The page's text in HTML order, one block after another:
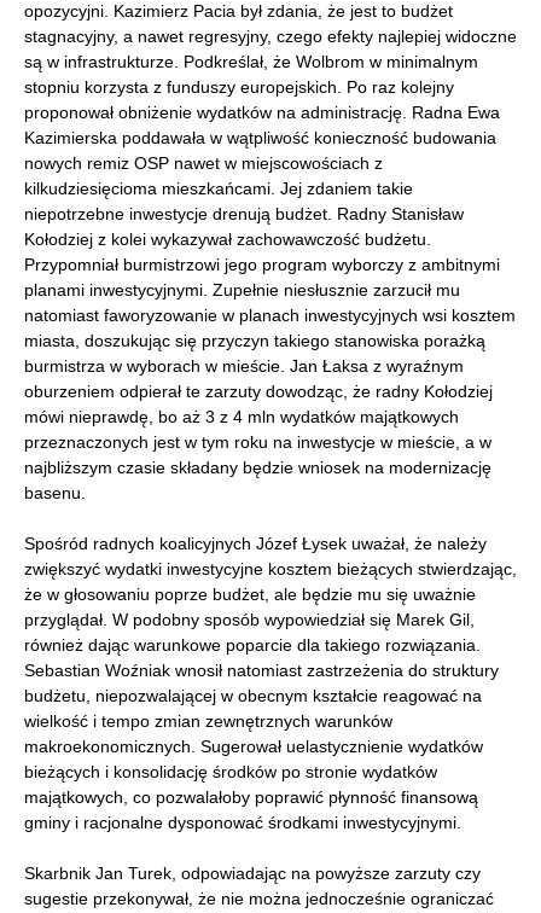
opozycyjni. Kazimierz Pacia był zdania, że jest to budżet
stagnacyjny, a nawet regresyjny, czego efekty najlepiej widoczne
są w infrastrukturze. Podkreślał, że Wolbrom w minimalnym
stopniu korzysta z funduszy europejskich. Po raz kolejny
proponował obniżenie wydatków na administrację. Radna Ewa
Kazimierska poddawała w wątpliwość konieczność budowania
nowych remiz OSP nawet w miejscowościach z
kilkudziesięcioma mieszkańcami. Jej zdaniem takie
niepotrzebne inwestycje drenują budżet. Radny Stanisław
Kołodziej z kolei wykazywał zachowawczość budżetu.
Przypomniał burmistrzowi jego program wyborczy z ambitnymi
planami inwestycyjnymi. Zupełnie niesłusznie zarzucił mu
natomiast faworyzowanie w planach inwestycyjnych wsi kosztem
miasta, doszukując się przyczyn takiego stanowiska porażką
burmistrza w wyborach w mieście. Jan Łaksa z wyraźnym
oburzeniem odpierał te zarzuty dowodząc, że radny Kołodziej
mówi nieprawdę, bo aż 3 z 4 mln wydatków majątkowych
przeznaczonych jest w tym roku na inwestycje w mieście, a w
najbliższym czasie składany będzie wniosek na modernizację
basenu.
Spośród radnych koalicyjnych Józef Łysek uważał, że należy
zwiększyć wydatki inwestycyjne kosztem bieżących stwierdzając,
że w głosowaniu poprze budżet, ale będzie mu się uważnie
przyglądał. W podobny sposób wypowiedział się Marek Gil,
również dając warunkowe poparcie dla takiego rozwiązania.
Sebastian Woźniak wnosił natomiast zastrzeżenia do struktury
budżetu, niepozwalającej w obecnym kształcie reagować na
wielkość i tempo zmian zewnętrznych warunków
makroekonomicznych. Sugerował uelastycznienie wydatków
bieżących i konsolidację środków po stronie wydatków
majątkowych, co pozwalałoby poprawić płynność finansową
gminy i racjonalne dysponować środkami inwestycyjnymi.
Skarbnik Jan Turek, odpowiadając na powyższe zarzuty czy
sugestie przekonywał, że nie można jednocześnie ograniczać